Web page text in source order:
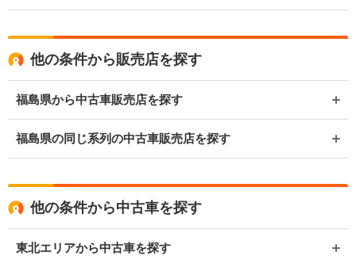
他の条件から販売店を探す
福島県から中古車販売店を探す
福島県の同じ系列の中古車販売店を探す
他の条件から中古車を探す
東北エリアから中古車を探す